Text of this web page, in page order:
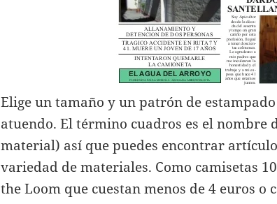
Elige un tamaño y un patrón de
atuendo. El término cuadros es el nombre
material) así que puedes encontrar
variedad de materiales. Como camisetas
the Loom que cuestan menos de 4 euros o